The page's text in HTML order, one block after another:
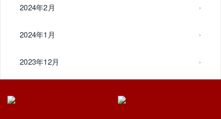
2024年2月
2024年1月
2023年12月